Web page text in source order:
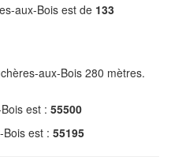
aux-Bois est de 133
aux-Bois 280 mètres.
est : 55500
est : 55195